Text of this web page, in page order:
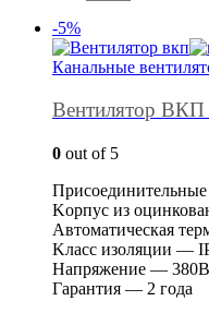
-5%
Канальные
Вентилятор ВКП
0 out of 5
Kopпyc из
Автоматическая
Kлacc изoляции —
Напряжение — 380В
Гapaнтия — 2 года